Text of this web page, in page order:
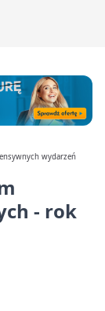
wydarzeń
- rok